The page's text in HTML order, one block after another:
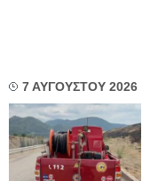
7 ΑΥΓΟΥΣΤΟΥ 2026